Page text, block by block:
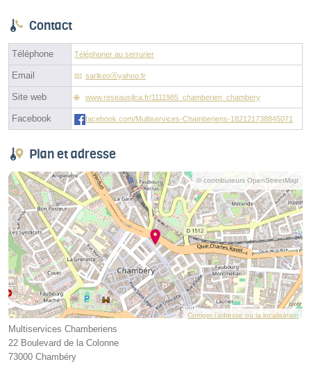
Contact
Téléphone Téléphoner au serrurier
Email sarlkeoⓐyahoo.fr
Site web www.reseausilca.fr/1111985_chamberien_chambery
Facebook facebook.com/Multiservices-Chamberiens-182121738845071
Plan et adresse
© contributeurs OpenStreetMap
Corriger l’adresse ou la localisation
Multiservices Chamberiens
22 Boulevard de la Colonne
73000 Chambéry